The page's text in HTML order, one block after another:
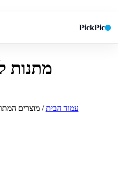
PickPic
מתנות
עמוד הבית/ מוצרים